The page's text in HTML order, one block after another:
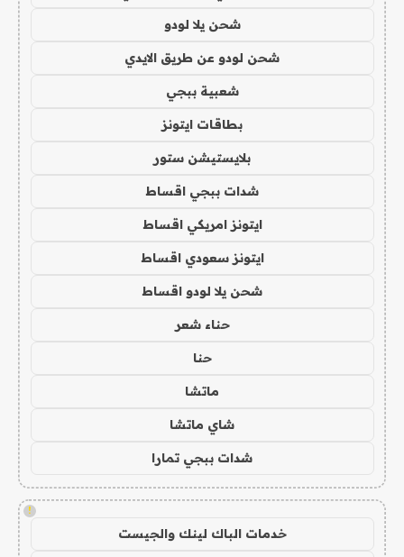
شحن يلا لودو
شحن لودو عن طريق الايدي
شعبية ببجي
بطاقات ايتونز
بلايستيشن ستور
شدات ببجي اقساط
ايتونز امريكي اقساط
ايتونز سعودي اقساط
شحن يلا لودو اقساط
حناء شعر
حنا
ماتشا
شاي ماتشا
شدات ببجي تمارا
!
خدمات الباك لينك والجيست